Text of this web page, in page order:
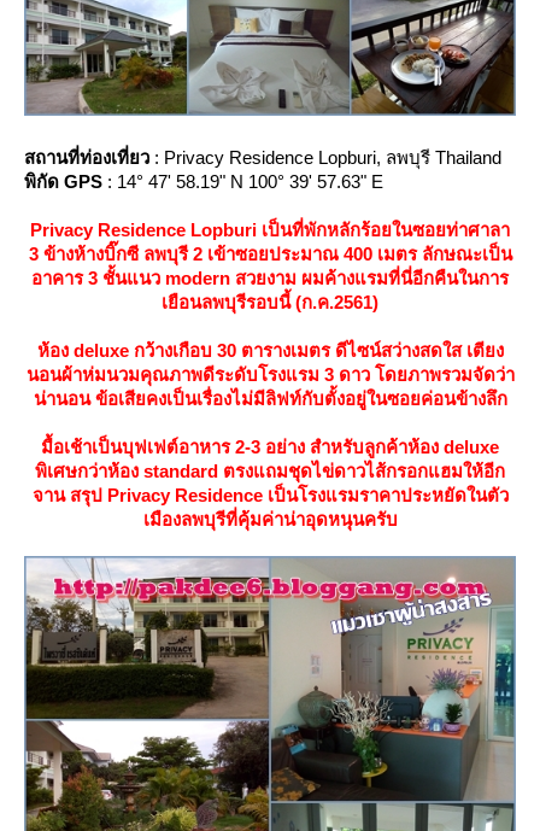
สถานที่ท่องเที่ยว : Privacy Residence Lopburi, ลพบุรี Thailand
พิกัด GPS : 14° 47' 58.19" N 100° 39' 57.63" E
Privacy Residence Lopburi เป็นที่พักหลักร้อยในซอยท่าศาลา
3 ข้างห้างบิ๊กซี ลพบุรี 2 เข้าซอยประมาณ 400 เมตร ลักษณะเป็น
อาคาร 3 ชั้นแนว modern สวยงาม ผมค้างแรมที่นี่อีกคืนในการ
เยือนลพบุรีรอบนี้ (ก.ค.2561)
ห้อง deluxe กว้างเกือบ 30 ตารางเมตร ดีไซน์สว่างสดใส เตียง
นอนผ้าห่มนวมคุณภาพดีระดับโรงแรม 3 ดาว โดยภาพรวมจัดว่า
น่านอน ข้อเสียคงเป็นเรื่องไม่มีลิฟท์กับตั้งอยู่ในซอยค่อนข้างลึก
มื้อเช้าเป็นบุฟเฟต์อาหาร 2-3 อย่าง สำหรับลูกค้าห้อง deluxe
พิเศษกว่าห้อง standard ตรงแถมชุดไข่ดาวไส้กรอกแฮมให้อีก
จาน สรุป Privacy Residence เป็นโรงแรมราคาประหยัดในตัว
เมืองลพบุรีที่คุ้มค่าน่าอุดหนุนครับ